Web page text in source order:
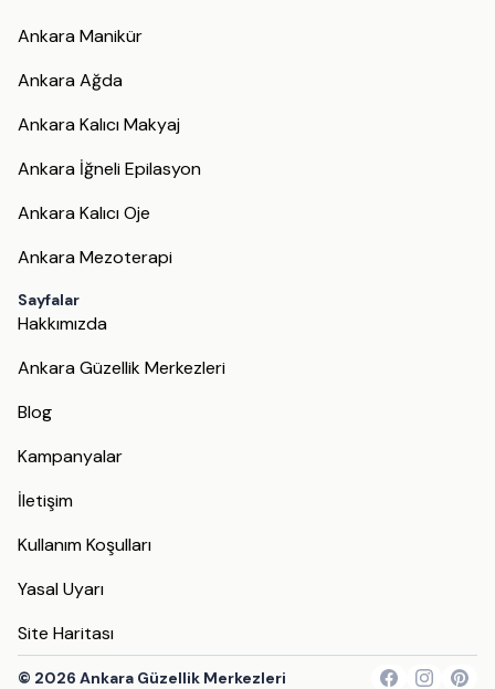
Ankara Manikür
Ankara Ağda
Ankara Kalıcı Makyaj
Ankara İğneli Epilasyon
Ankara Kalıcı Oje
Ankara Mezoterapi
Sayfalar
Hakkımızda
Ankara Güzellik Merkezleri
Blog
Kampanyalar
İletişim
Kullanım Koşulları
Yasal Uyarı
Site Haritası
© 2026 Ankara Güzellik Merkezleri